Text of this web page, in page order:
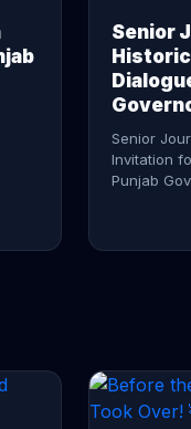
Senior
Senior
Invitation
Punjab